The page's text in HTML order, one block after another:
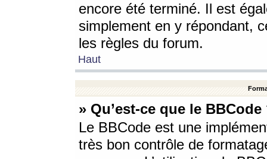
encore été terminé. Il est
simplement en y répondant,
les règles du forum.
Haut
» Qu’est-ce que le BBCode
Le BBCode est une
très bon contrôle de